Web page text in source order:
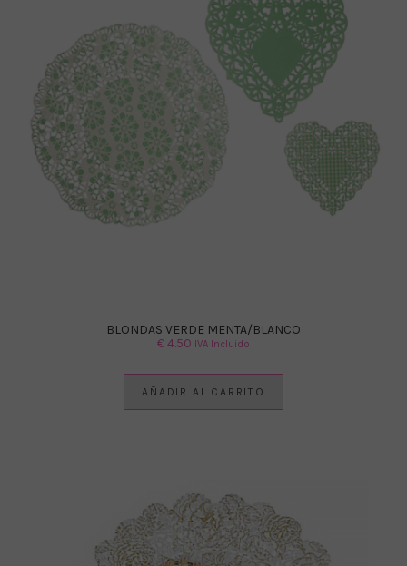
BLONDAS VERDE MENTA/BLANCO
€4.50 IVA Incluido
AÑADIR AL CARRITO